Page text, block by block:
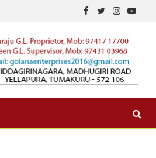
Facebook
TwitterInstagram